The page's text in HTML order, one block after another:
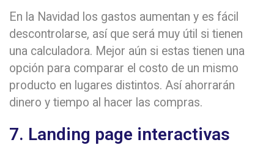
En la Navidad los gastos aumentan y es fácil
descontrolarse, así que será muy útil si tienen
una calculadora. Mejor aún si estas tienen una
opción para comparar el costo de un mismo
producto en lugares distintos. Así ahorrarán
dinero y tiempo al hacer las compras.
7. Landing page interactivas